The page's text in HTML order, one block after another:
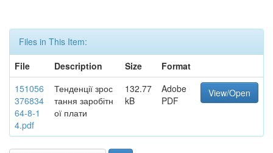
Files in This Item:
File
Description Size
Format
151056
376834
64-8-1
4.pdf
Тенденції зрос
тання заробітн
ої плати
132.77
kB
Adobe
PDF
View/Open